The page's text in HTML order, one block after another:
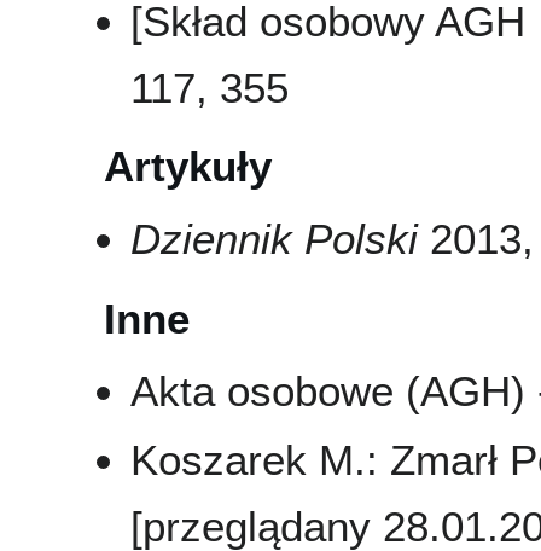
[Skład osobowy
117, 355
Artykuły
Dziennik Polski2013,
Inne
Akta osobowe
Koszarek M.: Zmarł
[przeglądany